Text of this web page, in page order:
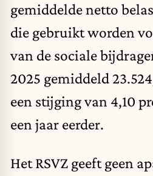
gemiddelde netto
die gebruikt worden
van de sociale
2025 gemiddeld
een stijging van 4,10
een jaar eerder.
Het RSVZ geeft geen